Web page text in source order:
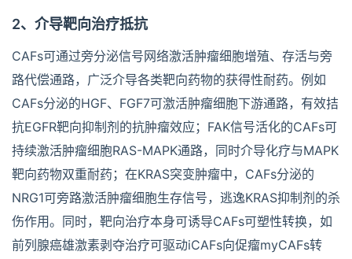
2、介导靶向治疗抵抗
CAFs可通过旁分泌信号网络激活肿瘤细胞增殖、存活与旁
路代偿通路，广泛介导各类靶向药物的获得性耐药。例如
CAFs分泌的HGF、FGF7可激活肿瘤细胞下游通路，有效拮
抗EGFR靶向抑制剂的抗肿瘤效应；FAK信号活化的CAFs可
持续激活肿瘤细胞RAS-MAPK通路，同时介导化疗与MAPK
靶向药物双重耐药；在KRAS突变肿瘤中，CAFs分泌的
NRG1可旁路激活肿瘤细胞生存信号，逃逸KRAS抑制剂的杀
伤作用。同时，靶向治疗本身可诱导CAFs可塑性转换，如
前列腺癌雄激素剥夺治疗可驱动iCAFs向促瘤myCAFs转